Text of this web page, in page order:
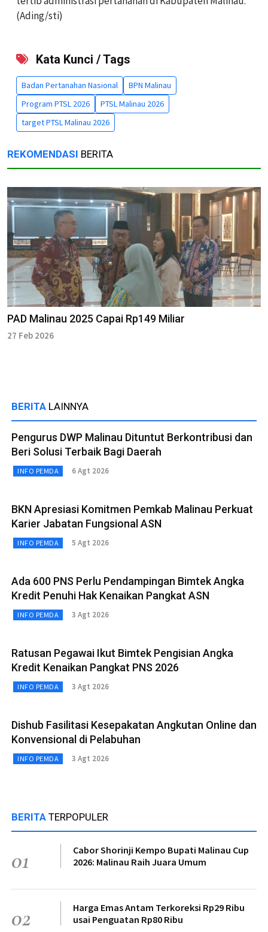
(Ading/sti)
Kata Kunci / Tags
Badan Pertanahan Nasional
BPN Malinau
Program PTSL 2026
PTSL Malinau 2026
target PTSL Malinau 2026
REKOMENDASI BERITA
PAD Malinau 2025 Capai Rp149 Miliar
27 Feb 2026
BERITA LAINNYA
Pengurus DWP Malinau Dituntut Berkontribusi dan
Beri Solusi Terbaik Bagi Daerah
INFO PEMDA 6 Agt 2026
BKN Apresiasi Komitmen Pemkab Malinau Perkuat
Karier Jabatan Fungsional ASN
INFO PEMDA 5 Agt 2026
Ada 600 PNS Perlu Pendampingan Bimtek Angka
Kredit Penuhi Hak Kenaikan Pangkat ASN
INFO PEMDA 3 Agt 2026
Ratusan Pegawai Ikut Bimtek Pengisian Angka
Kredit Kenaikan Pangkat PNS 2026
INFO PEMDA 3 Agt 2026
Dishub Fasilitasi Kesepakatan Angkutan Online dan
Konvensional di Pelabuhan
INFO PEMDA 3 Agt 2026
BERITA TERPOPULER
01
Cabor Shorinji Kempo Bupati Malinau Cup
2026: Malinau Raih Juara Umum
02
Harga Emas Antam Terkoreksi Rp29 Ribu
usai Penguatan Rp80 Ribu